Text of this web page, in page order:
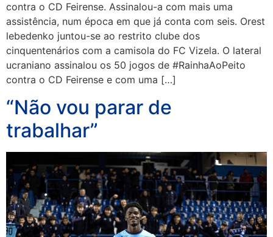
contra o CD Feirense. Assinalou-a com mais uma
assistência, num época em que já conta com seis. Orest
lebedenko juntou-se ao restrito clube dos
cinquentenários com a camisola do FC Vizela. O lateral
ucraniano assinalou os 50 jogos de #RainhaAoPeito
contra o CD Feirense e com uma […]
“Não vou parar de
trabalhar”